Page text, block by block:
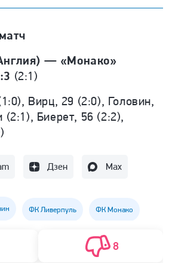
— «Монако»
(2:1)
Вирц, 29 (2:0), Головин,
Биерет, 56 (2:2),
Дзен Max
ФК Ливерпуль ФК Монако
8